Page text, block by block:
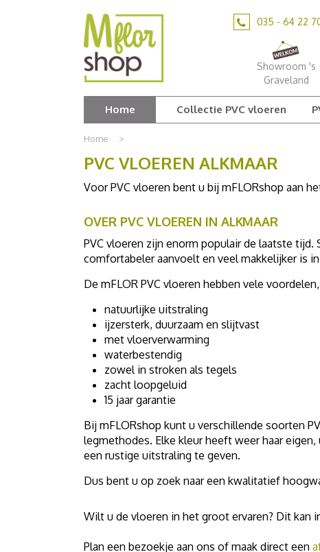
Home >
035 - 64 22
Showroom 's
Graveland
Home Collectie PVC vloeren
PVC VLOEREN ALKMAAR
Voor PVC vloeren bent u bij mFLORshop aan
OVER PVC VLOEREN IN ALKMAAR
PVC vloeren zijn enorm populair de laatste
comfortabeler aanvoelt en veel makkelijker is
De mFLOR PVC vloeren hebben vele
natuurlijke uitstraling
ijzersterk, duurzaam en slijtvast
met vloerverwarming
waterbestendig
zowel in stroken als tegels
zacht loopgeluid
15 jaar garantie
Bij mFLORshop kunt u verschillende soorten
legmethodes. Elke kleur heeft weer haar
een rustige uitstraling te geven.
Dus bent u op zoek naar een kwalitatief
Wilt u de vloeren in het groot ervaren? Dit kan
Plan een bezoekje aan ons of maak direct een